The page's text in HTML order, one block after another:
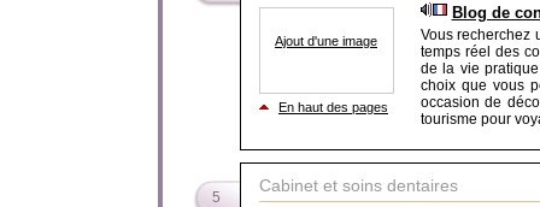
Ajout d'une image
En haut des pages
Blog de
Vous recherchez
temps réel des
de la vie
choix que vous
occasion de
tourisme pour
5
Cabinet et soins dentaires